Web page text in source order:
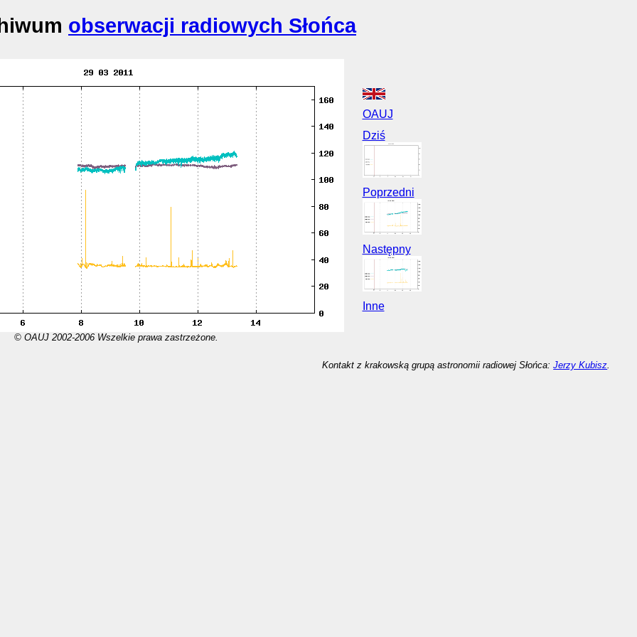
obserwacji radiowych Słońca
© OAUJ 2002-2006 Wszelkie prawa zastrzeżone.
OAUJ
Dziś
Poprzedni
Następny
Inne
Kontakt z krakowską grupą astronomii radiowej Słońca:Jerzy Kubisz.